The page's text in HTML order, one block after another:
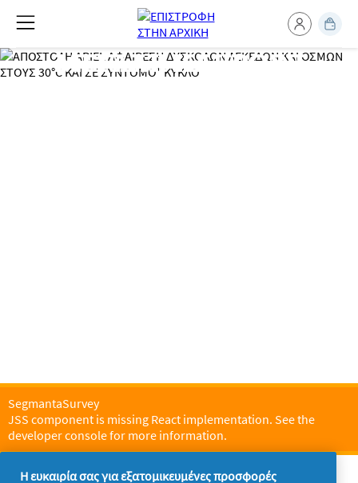
ΜΕΓΑΛΗ ΚΛΗΡΩΣΗ
SegmantaSurvey
JSS component is missing React implementation. See the
developer console for more information.
Η ευκαιρία σας για εξατομικευμένες προσφορές